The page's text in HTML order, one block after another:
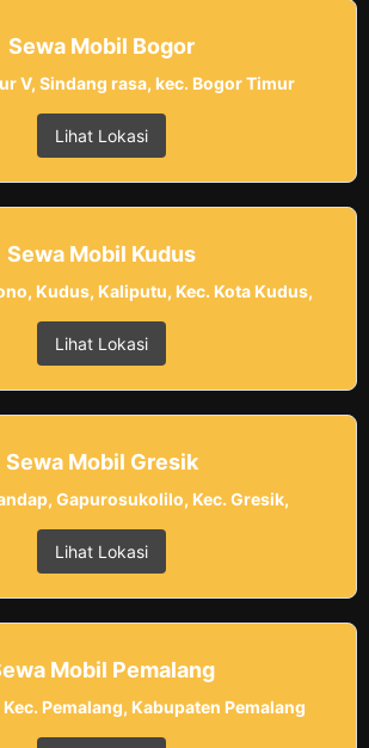
Sewa Mobil Bogor
V, Sindang rasa, kec. Bogor Timur
Lihat Lokasi
Sewa Mobil Kudus
Kudus, Kaliputu, Kec. Kota Kudus,
Lihat Lokasi
Sewa Mobil Gresik
Gapurosukolilo, Kec. Gresik,
Lihat Lokasi
Mobil Pemalang
Pemalang, Kabupaten Pemalang